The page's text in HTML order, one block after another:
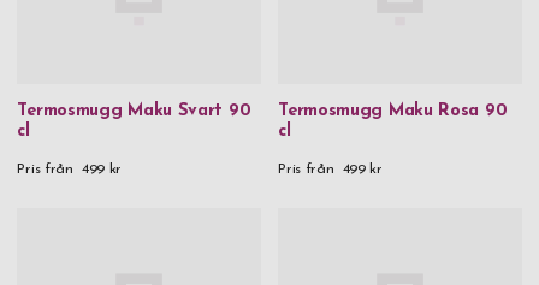
Termosmugg Maku Svart 90
cl
Pris från 499 kr
Termosmugg Maku Rosa 90
cl
Pris från 499 kr